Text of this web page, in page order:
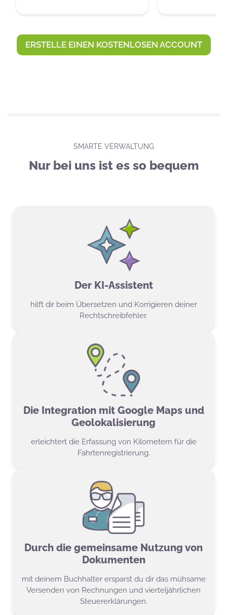
ERSTELLE EINEN KOSTENLOSEN ACCOUNT
SMARTE VERWALTUNG
Nur bei uns ist es so bequem
Der KI-Assistent
hilft dir beim Übersetzen und Korrigieren deiner
Rechtschreibfehler.
Die Integration mit Google Maps und
Geolokalisierung
erleichtert die Erfassung von Kilometern für die
Fahrtenregistrierung.
Durch die gemeinsame Nutzung von
Dokumenten
mit deinem Buchhalter ersparst du dir das mühsame
Versenden von Rechnungen und vierteljährlichen
Steuererklärungen.